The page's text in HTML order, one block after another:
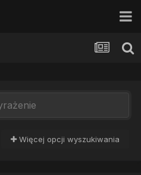
Więcej opcji wyszukiwania